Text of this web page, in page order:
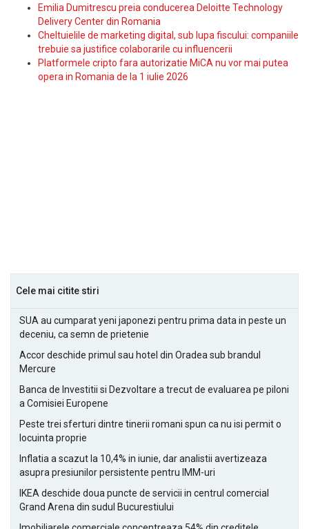
Emilia Dumitrescu preia conducerea Deloitte Technology
Delivery Center din Romania
Cheltuielile de marketing digital, sub lupa fiscului: companiile
trebuie sa justifice colaborarile cu influencerii
Platformele cripto fara autorizatie MiCA nu vor mai putea
opera in Romania de la 1 iulie 2026
Cele mai citite stiri
SUA au cumparat yeni japonezi pentru prima data in peste un
deceniu, ca semn de prietenie
Accor deschide primul sau hotel din Oradea sub brandul
Mercure
Banca de Investitii si Dezvoltare a trecut de evaluarea pe piloni
a Comisiei Europene
Peste trei sferturi dintre tinerii romani spun ca nu isi permit o
locuinta proprie
Inflatia a scazut la 10,4% in iunie, dar analistii avertizeaza
asupra presiunilor persistente pentru IMM-uri
IKEA deschide doua puncte de servicii in centrul comercial
Grand Arena din sudul Bucurestiului